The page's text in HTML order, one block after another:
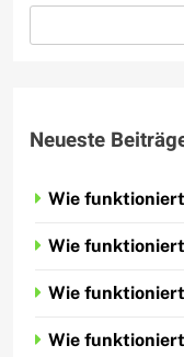
Neueste
Wie
Wie
Wie
Wie funktioniert